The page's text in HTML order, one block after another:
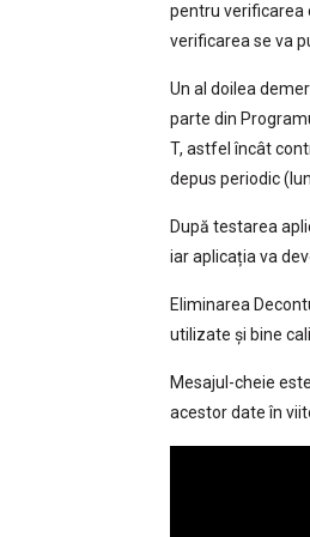
pentru verificarea
verificarea se va
Un al doilea
parte din
T, astfel încât
depus periodic
După testarea
iar aplicația va
Eliminarea
utilizate și bine
Mesajul-cheie
acestor date în